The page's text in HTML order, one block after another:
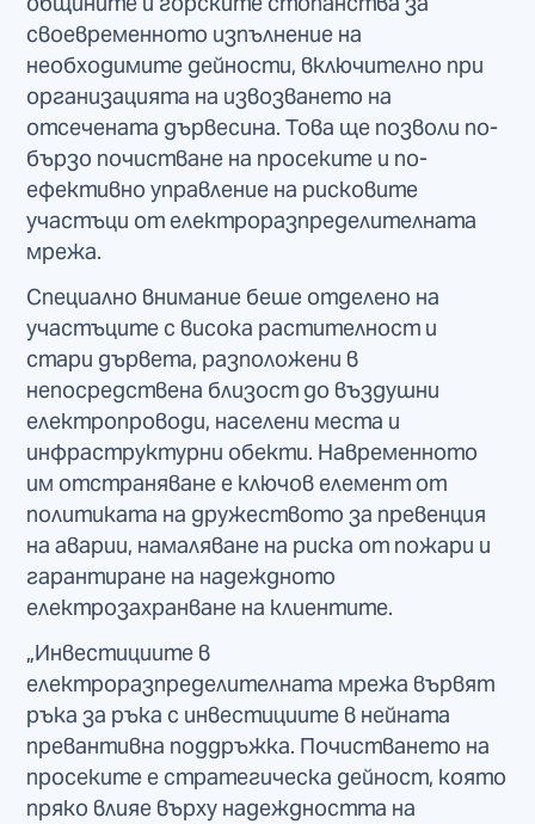
своевременното изпълнение на
необходимите дейности, включително при
организацията на извозването на
отсечената дървесина. Това ще позволи по-
бързо почистване на просеките и по-
ефективно управление на рисковите
участъци от електроразпределителната
мрежа.
Специално внимание беше отделено на
участъците с висока растителност и
стари дървета, разположени в
непосредствена близост до въздушни
електропроводи, населени места и
инфраструктурни обекти. Навременното
им отстраняване е ключов елемент от
политиката на дружеството за превенция
на аварии, намаляване на риска от пожари и
гарантиране на надеждното
електрозахранване на клиентите.
„Инвестициите в
електроразпределителната мрежа вървят
ръка за ръка с инвестициите в нейната
превантивна поддръжка. Почистването на
просеките е стратегическа дейност, която
пряко влияе върху надеждността на